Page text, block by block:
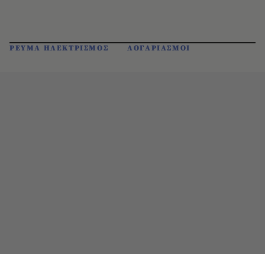
ΡΕΥΜΑ ΗΛΕΚΤΡΙΣΜΟΣ ΛΟΓΑΡΙΑΣΜΟΙ